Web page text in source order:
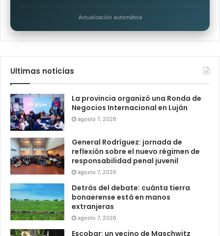
Actualización automática
Ultimas noticias
La provincia organizó una Ronda de
Negocios Internacional en Luján
agosto 7, 2026
General Rodríguez: jornada de
reflexión sobre el nuevo régimen de
responsabilidad penal juvenil
agosto 7, 2026
Detrás del debate: cuánta tierra
bonaerense está en manos
extranjeras
agosto 7, 2026
Escobar: un vecino de Maschwitz